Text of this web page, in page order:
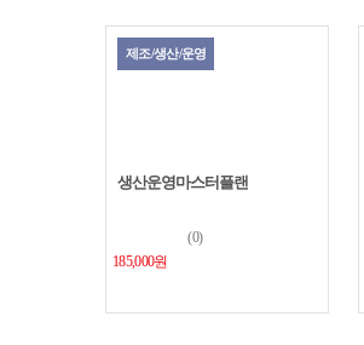
제조/생산/운영
생산운영마스터플랜
(0)
185,000원